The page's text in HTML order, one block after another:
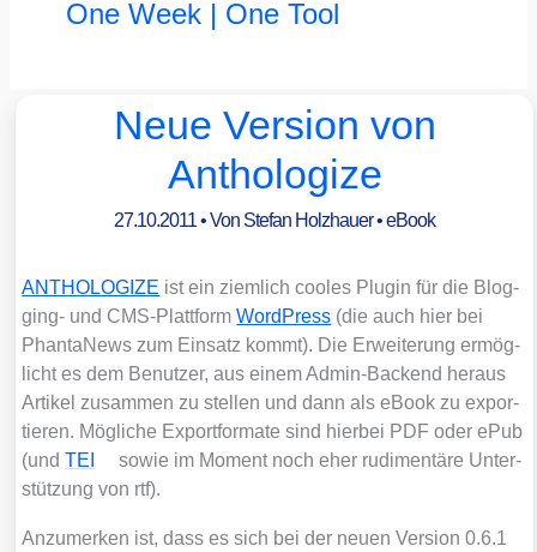
One Week | One Tool
Neue Version von
Anthologize
27.10.2011• Von Stefan Holzhauer•eBook
ANTHOLOGIZE ist ein ziem­lich coo­les Plug­in für die Blog­
ging- und CMS-Platt­formWord­Press (die auch hier bei
Phan­ta­News zum Ein­satz kommt). Die Erwei­te­rung ermög­
licht es dem Benut­zer, aus einem Admin-Backend her­aus
Arti­kel zusam­men zu stel­len und dann als eBook zu expor­
tie­ren. Mög­li­che Export­for­ma­te sind hier­bei PDF oder ePub
(undTEI
sowie im Moment noch eher rudi­men­tä­re Unter­
stüt­zung von rtf).
Anzu­mer­ken ist, dass es sich bei der neu­en Ver­si­on 0.6.1